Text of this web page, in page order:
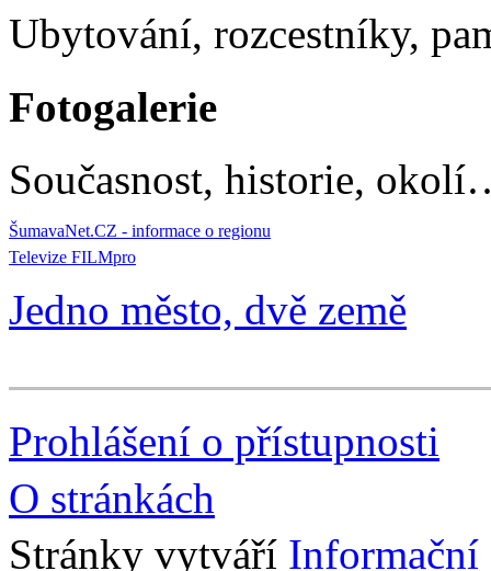
Ubytování, rozcestníky,
Fotogalerie
Současnost, historie,
ŠumavaNet.CZ - informace o regionu
Televize FILMpro
Jedno město, dvě země
Prohlášení o přístupnosti
O stránkách
Stránky vytváří Informační